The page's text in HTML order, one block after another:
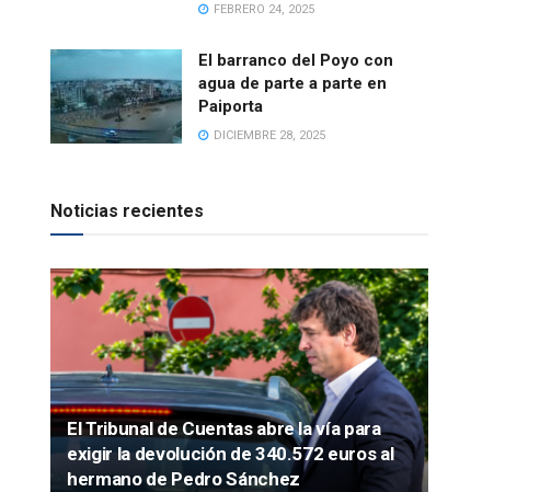
FEBRERO 24, 2025
El barranco del Poyo con
agua de parte a parte en
Paiporta
DICIEMBRE 28, 2025
Noticias recientes
El Tribunal de Cuentas abre la vía para
exigir la devolución de 340.572 euros al
hermano de Pedro Sánchez